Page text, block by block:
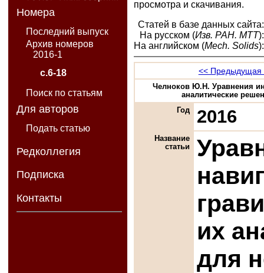
Номера
Последний выпуск
Архив номеров
2016-1
с.6-18
Поиск по статьям
Для авторов
Подать статью
Редколлегия
Подписка
Контакты
просмотра и скачивания.
Статей в базе данных сайта:
На русском (Изв. РАН. МТТ):
На английском (Mech. Solids):
<< Предыдущая
Челноков Ю.Н. Уравнения
аналитические
Год
2016
Название
статьи
их
для